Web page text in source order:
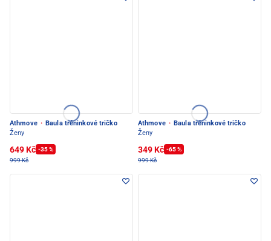
Athmove · Baula tréninkové tričko
Ženy
649 Kč -35 %
999 Kč
Athmove · Baula tréninkové tričko
Ženy
349 Kč -65 %
999 Kč